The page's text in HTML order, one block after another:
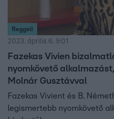
Reggeli
2023. április 6. 9:01
Fazekas Vivien
nyomkövető
Molnár Gusztávval
Fazekas Vivient és B.
legismertebb nyomkövető